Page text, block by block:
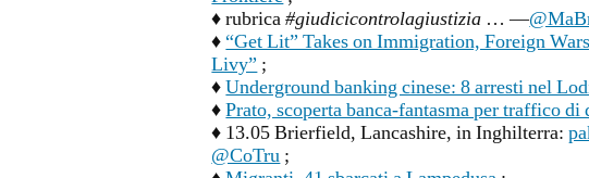
♦ rubrica#giudicicontrolagiustizia … —
♦“Get Lit” Takes on Immigration, Foreign
Livy” ;
♦Underground banking cinese: 8 arresti nel
♦Prato, scoperta banca-fantasma per traffico
♦ 13.05 Brierfield, Lancashire, in Inghilterra:
@CoTru ;